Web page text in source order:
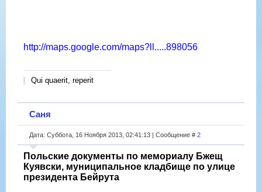
http://maps.google.com/maps?ll.....898056
Qui quaerit, reperit
Саня
Дата: Суббота, 16 Ноября 2013, 02:41:13 | Сообщение # 2
Польские документы по мемориалу Бжещ
Куявски, муниципальное кладбище по улице
президента Бейрута